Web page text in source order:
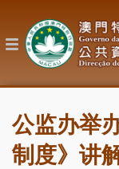
到
内
目
錄
公监办举
制度》讲